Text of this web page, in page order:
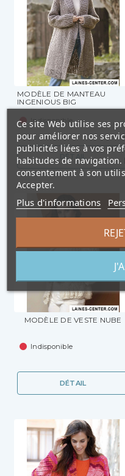
MODÈLE DE MANTEAU
INGENIOUS BIG
Indisponible
DÉTAIL
MODÈLE DE VESTE NUBE
Indisponible
DÉTAIL
Ce site Web utilise ses
pour améliorer nos
publicités liées à vos
habitudes de
consentement à son
Accepter.
Plus d'informations